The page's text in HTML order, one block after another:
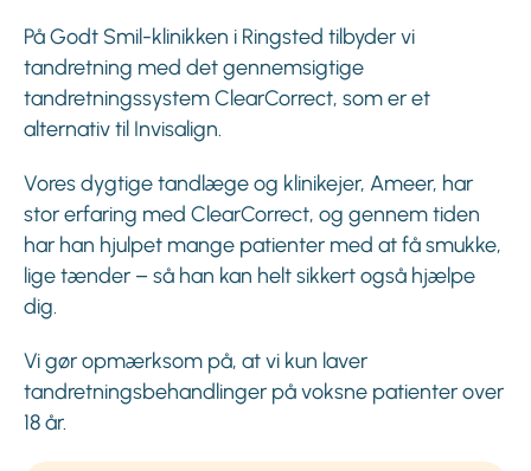
På Godt Smil-klinikken i Ringsted tilbyder vi
tandretning med det gennemsigtige
tandretningssystem ClearCorrect, som er et
alternativ til Invisalign.
Vores dygtige tandlæge og klinikejer, Ameer, har
stor erfaring med ClearCorrect, og gennem tiden
har han hjulpet mange patienter med at få smukke,
lige tænder – så han kan helt sikkert også hjælpe
dig.
Vi gør opmærksom på, at vi kun laver
tandretningsbehandlinger på voksne patienter over
18 år.